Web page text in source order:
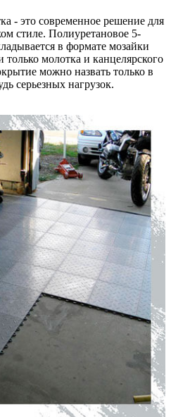
- это современное решение для
стиле. Полиуретановое 5-
в формате мозайки
молотка и канцелярского
можно назвать только в
серьезных нагрузок.